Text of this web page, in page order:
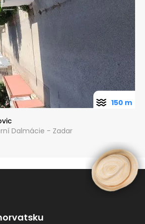
Dalmácie - Zadar
150 m